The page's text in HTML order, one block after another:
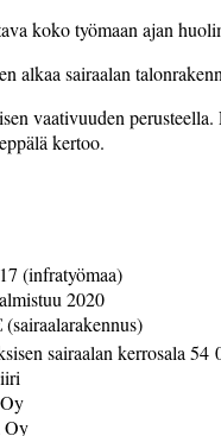
koko työmaan ajan
alkaa sairaalan
vaativuuden
kertoo.
(infratyömaa)
2020
sairaalan kerrosala54
Oy